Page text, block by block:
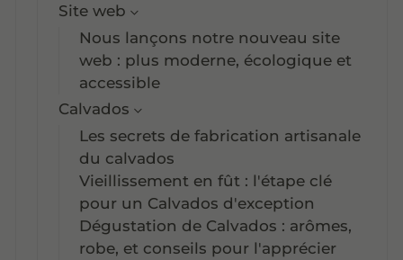
Site web
Nous lançons notre nouveau site
web : plus moderne, écologique et
accessible
Calvados
Les secrets de fabrication artisanale
du calvados
Vieillissement en fût : l'étape clé
pour un Calvados d'exception
Dégustation de Calvados : arômes,
robe, et conseils pour l'apprécier